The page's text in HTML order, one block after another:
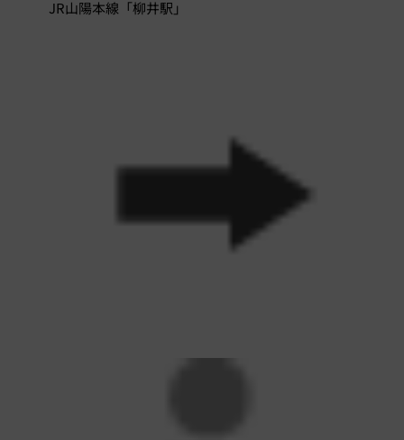
JR山陽本線「柳井駅」